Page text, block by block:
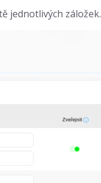
jednotlivých záložek.